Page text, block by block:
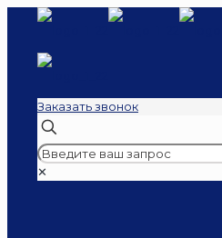
Заказать звонок
✕